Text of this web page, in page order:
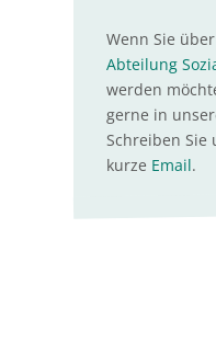
Wenn Sie
Abteilung
werden
gerne in
Schreiben
kurze Email.